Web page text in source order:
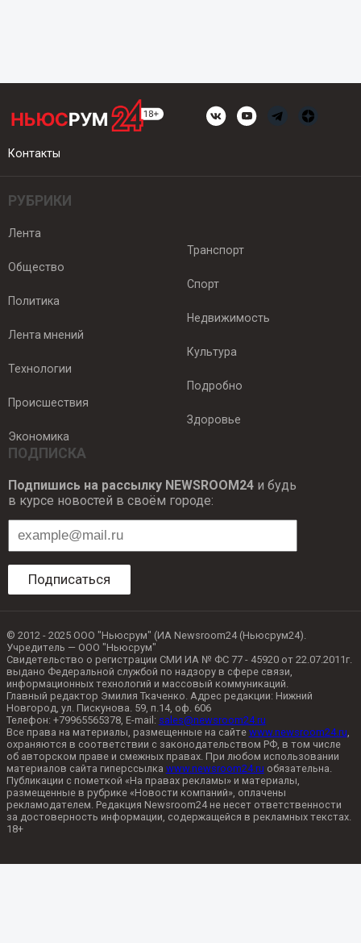
Контакты
РУБРИКИ
Лента
Общество
Политика
Лента мнений
Технологии
Происшествия
Экономика
Транспорт
Спорт
Недвижимость
Культура
Подробно
Здоровье
ПОДПИСКА
Подпишись на рассылку NEWSROOM24и будь
в курсе новостей в своём городе:
Подписаться
© 2012 - 2025 ООО "Ньюсрум" (ИА Newsroom24 (Ньюсрум24).
Учредитель — ООО "Ньюсрум"
Свидетельство о регистрации СМИ ИА № ФС 77 - 45920 от 22.07.2011г.
выдано Федеральной службой по надзору в сфере связи,
информационных технологий и массовый коммуникаций.
Главный редактор Эмилия Ткаченко. Адрес редакции: Нижний
Новгород, ул. Пискунова. 59, п.14, оф. 606
Телефон: +79965565378, E-mail: sales@newsroom24.ru
Все права на материалы, размещенные на сайте www.newsroom24.ru
охраняются в соответствии с законодательством РФ, в том числе
об авторском праве и смежных правах. При любом использовании
материалов сайта гиперссылка www.newsroom24.ru обязательна.
Публикации с пометкой «На правах рекламы» и материалы,
размещенные в рубрике «Новости компаний», оплачены
рекламодателем. Редакция Newsroom24 не несет ответственности
за достоверность информации, содержащейся в рекламных текстах.
18+